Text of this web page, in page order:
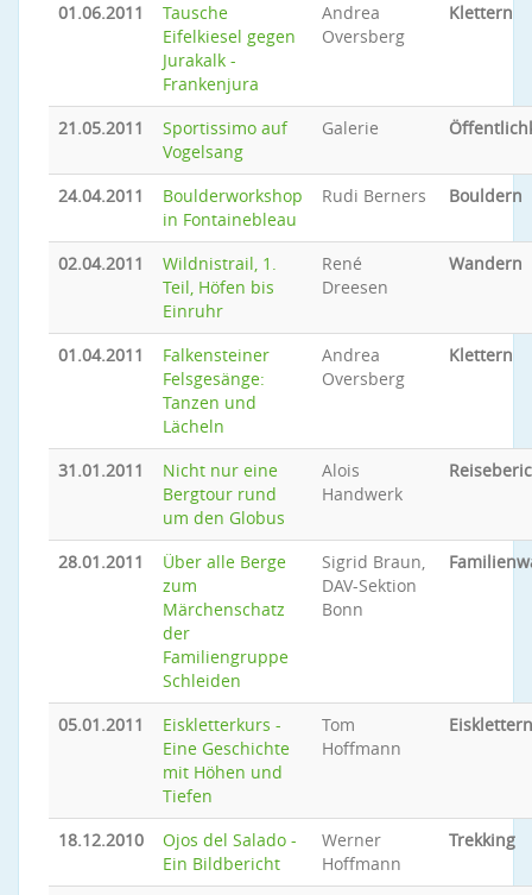
01.06.2011
Tausche
Eifelkiesel gegen
Jurakalk -
Frankenjura
Andrea
Oversberg
Klettern
21.05.2011
Sportissimo auf
Vogelsang
Galerie
24.04.2011
Boulderworkshop
in Fontainebleau
Rudi Berners Bouldern
02.04.2011
Wildnistrail, 1.
Teil, Höfen bis
Einruhr
René
Dreesen
Wandern
01.04.2011
Falkensteiner
Felsgesänge:
Tanzen und
Lächeln
Andrea
Oversberg
Klettern
31.01.2011
Nicht nur eine
Bergtour rund
um den Globus
Alois
Handwerk
28.01.2011
Über alle Berge
zum
Märchenschatz
der
Familiengruppe
Schleiden
Sigrid Braun,
DAV-Sektion
Bonn
05.01.2011
Eiskletterkurs -
Eine Geschichte
mit Höhen und
Tiefen
Tom
Hoffmann
Eisklettern
18.12.2010
Ojos del Salado -
Ein Bildbericht
Werner
Hoffmann
Trekking